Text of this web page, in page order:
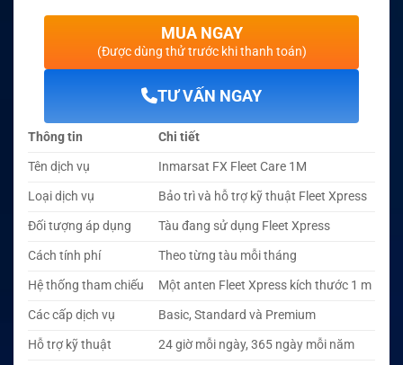
MUA NGAY
(Được dùng thử trước khi thanh toán)
TƯ VẤN NGAY
Thông tin
Chi tiết
Tên dịch vụ
Inmarsat FX Fleet Care 1M
Loại dịch vụ
Bảo trì và hỗ trợ kỹ thuật Fleet Xpress
Đối tượng áp dụng
Tàu đang sử dụng Fleet Xpress
Cách tính phí
Theo từng tàu mỗi tháng
Hệ thống tham chiếu
Một anten Fleet Xpress kích thước 1 m
Các cấp dịch vụ
Basic, Standard và Premium
Hỗ trợ kỹ thuật
24 giờ mỗi ngày, 365 ngày mỗi năm